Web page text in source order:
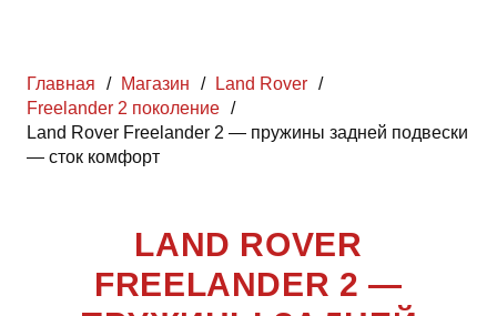
Главная / Магазин / Land Rover /
Freelander 2 поколение /
Land Rover Freelander 2 — пружины задней подвески
— сток комфорт
LAND ROVER
FREELANDER 2 —